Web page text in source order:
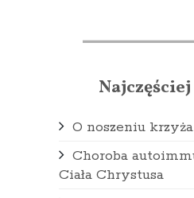
O noszeniu krzyża
Choroba
Ciała Chrystusa